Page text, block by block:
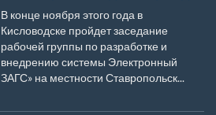
В конце ноября этого года в
Кисловодске пройдет заседание
рабочей группы по разработке и
внедрению системы Электронный
ЗАГС» на местности Ставропольск...